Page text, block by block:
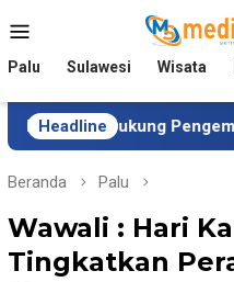
ke
Mobile
Palu Sulawesi Wisata
Headline
Dukung Pengembangan
Beranda Palu
Wawali : Hari
Tingkatkan